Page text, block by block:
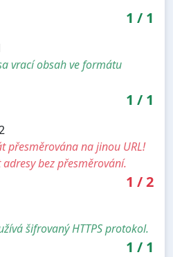
1 / 1
vrací obsah ve formátu
1 / 1
přesměrována na jinou URL!
bez přesměrování.
1 /2
šifrovaný HTTPS protokol.
1 / 1